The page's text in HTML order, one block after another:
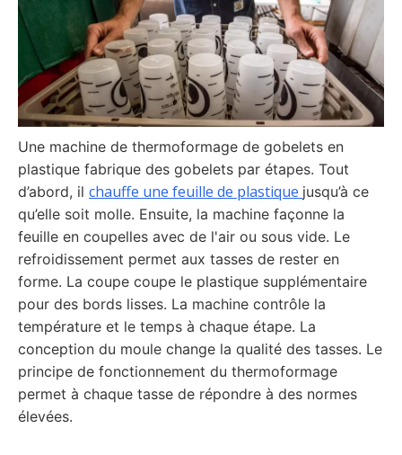
Une machine de thermoformage de gobelets en
plastique fabrique des gobelets par étapes. Tout
d’abord, il chauffe une feuille de plastique jusqu’à ce
qu’elle soit molle. Ensuite, la machine façonne la
feuille en coupelles avec de l'air ou sous vide. Le
refroidissement permet aux tasses de rester en
forme. La coupe coupe le plastique supplémentaire
pour des bords lisses. La machine contrôle la
température et le temps à chaque étape. La
conception du moule change la qualité des tasses. Le
principe de fonctionnement du thermoformage
permet à chaque tasse de répondre à des normes
élevées.